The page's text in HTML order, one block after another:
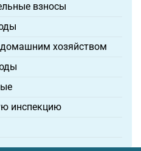
взносы
хозяйством
инспекцию